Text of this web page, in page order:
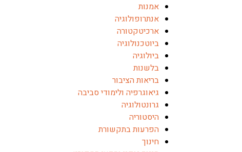
אמנות
אנתרופולוגיה
ארכיטקטורה
ביוטכנולוגיה
ביולוגיה
בלשנות
בריאות הציבור
גיאוגרפיה ולימודי סביבה
גרונטולוגיה
היסטוריה
הפרעות בתקשורת
חינוך